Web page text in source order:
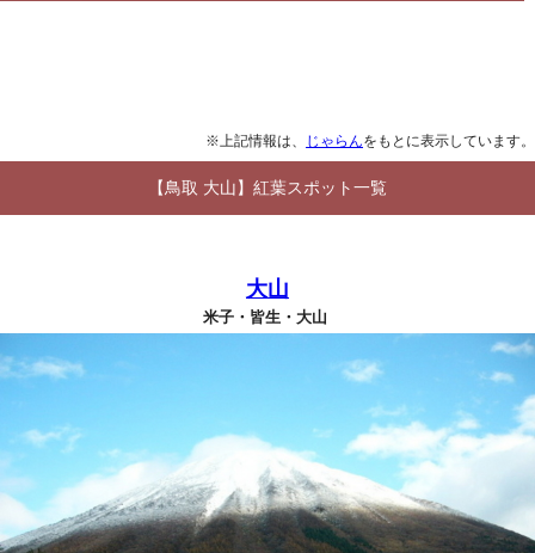
※上記情報は、 じゃらんをもとに表示しています。
【鳥取 大山】紅葉スポット一覧
大山
米子・皆生・大山